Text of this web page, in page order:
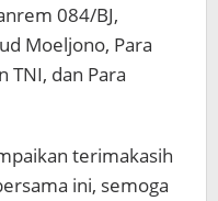
084/BJ,
Moeljono, Para
TNI, dan Para
terimakasih
ini, semoga